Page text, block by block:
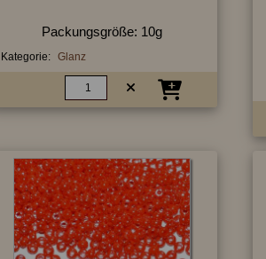
Packungsgröße: 10g
Kategorie: Glanz